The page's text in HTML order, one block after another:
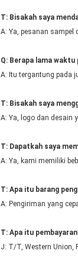
T: Bisakah saya
A: Ya, pesanan sampel
Q: Berapa lama
A: Itu tergantung pada
T: Bisakah saya
A: Ya, logo dan desain
T: Dapatkah saya
A: Ya, kami memiliki
T: Apa itu barang
A: Pengiriman yang
T: Apa itu
J: T/T, Western Union,